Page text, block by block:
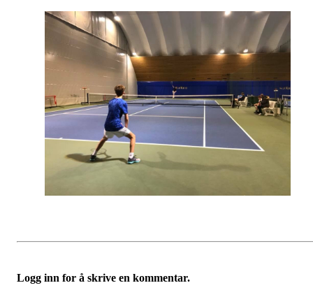
Logg inn for å skrive en kommentar.